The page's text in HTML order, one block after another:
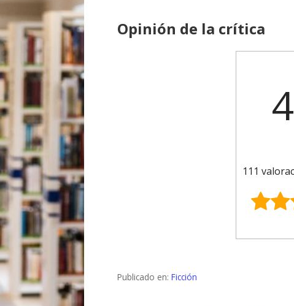
Opinión de la crítica
111
Publicado en:Ficción